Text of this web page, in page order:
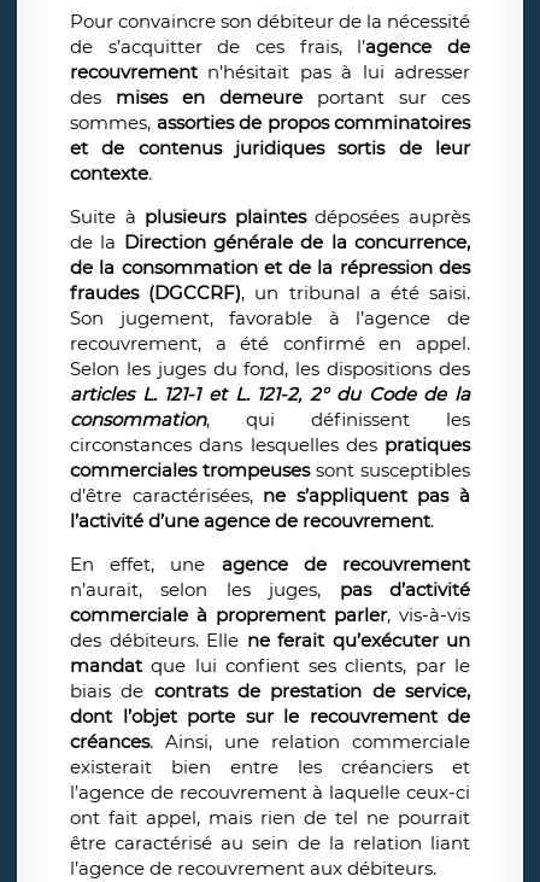
Pour convaincre son débiteur de la nécessité
de s’acquitter de ces frais, l’agence de
recouvrementn’hésitait pas à lui adresser
des mises en demeure portant sur ces
sommes, assorties de propos comminatoires
et de contenus juridiques sortis de leur
contexte.
Suite à plusieurs plaintesdéposées auprès
de la Direction générale de la concurrence,
de la consommation et de la répression des
fraudes (DGCCRF), un tribunal a été saisi.
Son jugement, favorable à l’agence de
recouvrement, a été confirmé en appel.
Selon les juges du fond, les dispositions des
articles L. 121-1 et L. 121-2, 2° du Code de la
consommation, qui définissent les
circonstances dans lesquelles des pratiques
commerciales trompeusessont susceptibles
d’être caractérisées, ne s’appliquent pas à
l’activité d’une agence de recouvrement.
En effet, une agence de recouvrement
n’aurait, selon les juges, pas d’activité
commerciale à proprement parler, vis-à-vis
des débiteurs. Elle ne ferait qu’exécuter un
mandatque lui confient ses clients, par le
biais de contrats de prestation de service,
dont l’objet porte sur le recouvrement de
créances. Ainsi, une relation commerciale
existerait bien entre les créanciers et
l’agence de recouvrement à laquelle ceux-ci
ont fait appel, mais rien de tel ne pourrait
être caractérisé au sein de la relation liant
l’agence de recouvrement aux débiteurs.